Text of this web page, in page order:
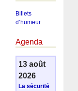
Billets
d’humeur
Agenda
13 août
2026
La sécurité